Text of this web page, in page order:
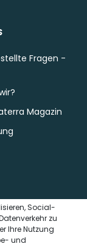
Fragen -
Magazin
Social-
zu
Ihre Nutzung
und